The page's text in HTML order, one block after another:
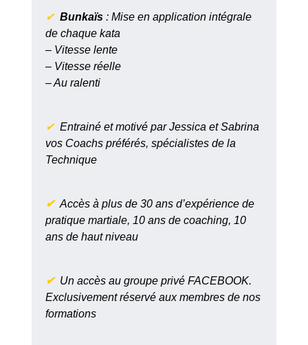
✔ Bunkaïs: Mise en application intégrale
de chaque kata
– Vitesse lente
– Vitesse réelle
– Au ralenti
✔ Entrainé et motivé par Jessica et Sabrina
vos Coachs préférés, spécialistes de la
Technique
✔ Accès à plus de 30 ans d’expérience de
pratique martiale, 10 ans de coaching, 10
ans de haut niveau
✔ Un accès au groupe privé FACEBOOK.
Exclusivement réservé aux membres de nos
formations